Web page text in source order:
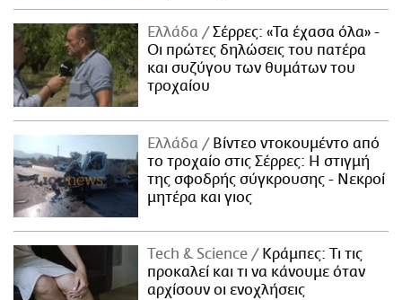
Ελλάδα
Σέρρες: «Τα έχασα όλα» -
Οι πρώτες δηλώσεις του πατέρα
και συζύγου των θυμάτων του
τροχαίου
Ελλάδα
Βίντεο ντοκουμέντο από
το τροχαίο στις Σέρρες: Η στιγμή
της σφοδρής σύγκρουσης - Νεκροί
μητέρα και γιος
Τech & Science
Κράμπες: Τι τις
προκαλεί και τι να κάνουμε όταν
αρχίσουν οι ενοχλήσεις